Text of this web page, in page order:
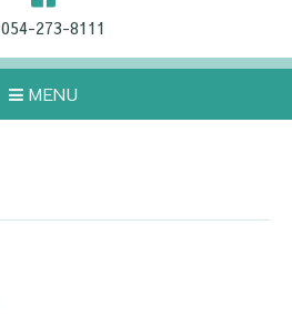
054-273-8111
MENU